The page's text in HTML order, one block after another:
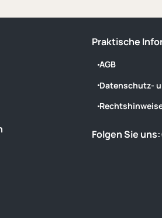
Praktische
AGB
Datenschutz-
Folgen Sie uns: